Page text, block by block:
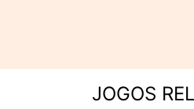
JOGOS